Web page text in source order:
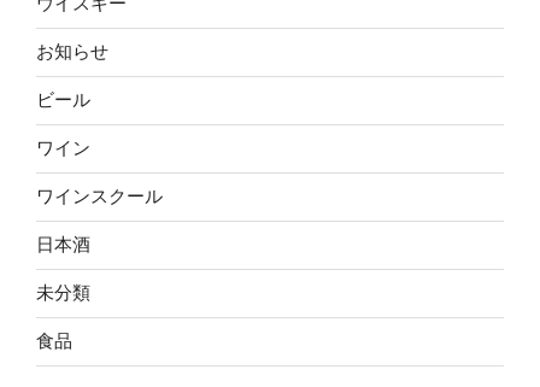
お知らせ
ビール
ワイン
ワインスクール
日本酒
未分類
食品